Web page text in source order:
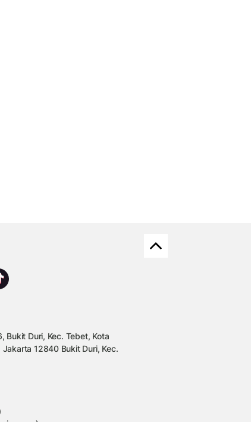
Bukit Duri, Kec. Tebet, Kota
12840 Bukit Duri, Kec.